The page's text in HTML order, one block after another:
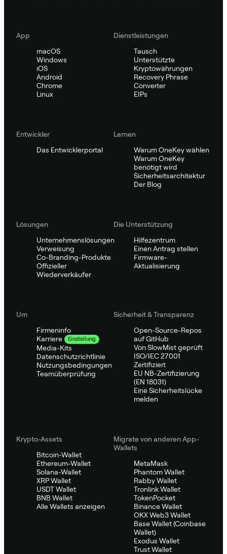
App
macOS
Windows
iOS
Android
Chrome
Linux
Dienstleistungen
Tausch
Unterstützte
Kryptowährungen
Recovery Phrase
Converter
EIPs
Entwickler
Das Entwicklerportal
Lernen
Warum OneKey wählen
Warum OneKey
benötigt wird
Sicherheitsarchitektur
Der Blog
Lösungen
Unternehmenslösungen
Verweisung
Co-Branding-Produkte
Offizieller
Wiederverkäufer
Die Unterstützung
Hilfezentrum
Einen Antrag stellen
Firmware-
Aktualisierung
Um
Firmeninfo
Karriere
Einstellung
Media-Kits
Datenschutzrichtlinie
Nutzungsbedingungen
Teamüberprüfung
Sicherheit & Transparenz
Open-Source-Repos
auf GitHub
Von SlowMist geprüft
ISO/IEC 27001
Zertifiziert
EU NB-Zertifizierung
(EN 18031)
Eine Sicherheitslücke
melden
Krypto-Assets
Bitcoin-Wallet
Ethereum-Wallet
Solana-Wallet
XRP Wallet
USDT Wallet
BNB Wallet
Alle Wallets anzeigen
Migrate von anderen App-
Wallets
MetaMask
Phantom Wallet
Rabby Wallet
Tronlink Wallet
TokenPocket
Binance Wallet
OKX Web3 Wallet
Base Wallet (Coinbase
Wallet)
Exodus Wallet
Trust Wallet